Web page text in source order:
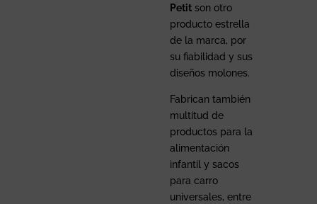
Petitson otro
producto estrella
de la marca, por
su fiabilidad y sus
diseños molones.
Fabrican también
multitud de
productos para la
alimentación
infantil y sacos
para carro
universales, entre